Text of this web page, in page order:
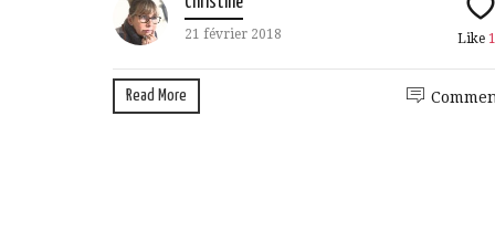
21 février 2018 Like
Read More